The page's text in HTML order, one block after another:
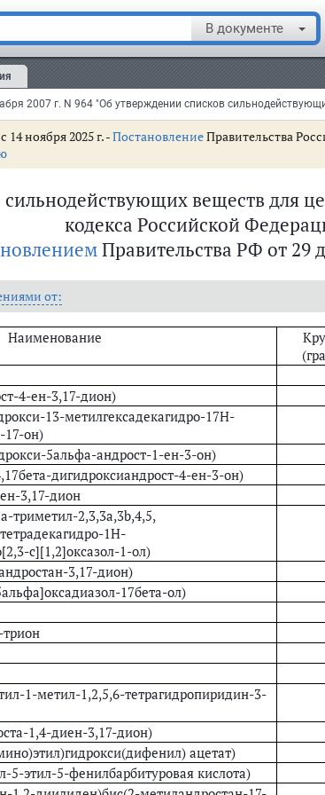
В документе
ноября 2025 г. -ПостановлениеПравительства
веществ для
кодекса Российской
Правительства РФ от 29
от:
Наименование
4-ен-3,17-дион)
13-метилгексадекагидро-17Н-
17-он)
5альфа-андрост-1-ен-3-он)
дигидроксиандрост-4-ен-3-он)
3,17-дион
триметил-2,3,3a,3b,4,5,
1H-
c][1,2]оксазол-1-ол)
3,17-дион)
17бета-ол)
1,2,5,6-тетрагидропиридин-3-
1,4-диен-3,17-дион)
ацетат)
5-этил-5-фенилбарбитуровая кислота)